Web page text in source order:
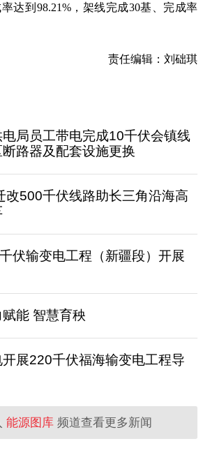
达到98.21%，架线完成30基、完成率
责任编辑：刘础琪
局员工带电完成10千伏会镇线
路器及配套设施更换
改500千伏线路助长三角沿海高
伏输变电工程（新疆段）开展
能 智慧育秧
展220千伏福海输变电工程导
能源图库 频道查看更多新闻